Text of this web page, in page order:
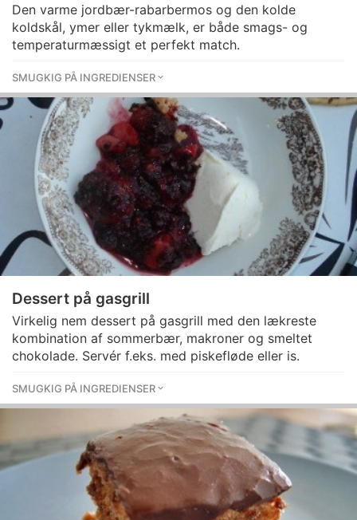
Den varme jordbær-rabarbermos og den kolde
koldskål, ymer eller tykmælk, er både smags- og
temperaturmæssigt et perfekt match.
SMUGKIG PÅ INGREDIENSER
Dessert på gasgrill
Virkelig nem dessert på gasgrill med den lækreste
kombination af sommerbær, makroner og smeltet
chokolade. Servér f.eks. med piskefløde eller is.
SMUGKIG PÅ INGREDIENSER